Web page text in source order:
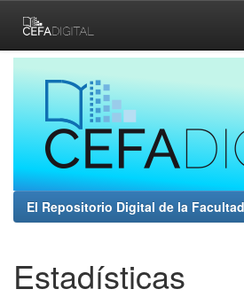
navigation
El Repositorio Digital de la
Estadísticas